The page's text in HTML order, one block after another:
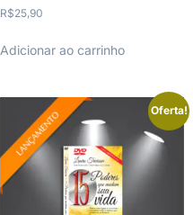
R$25,90
Adicionar ao carrinho
Oferta!